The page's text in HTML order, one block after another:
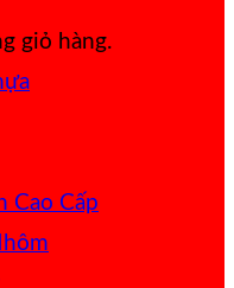
giỏ hàng.
Cao Cấp